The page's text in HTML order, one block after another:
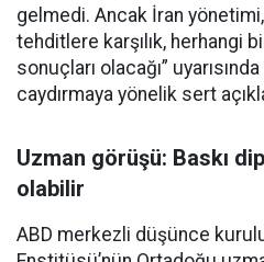
gelmedi. Ancak İran
tehditlere karşılık, herhangi
sonuçları olacağı”
caydırmaya yönelik sert
Uzman görüşü: Baskı
olabilir
ABD merkezli düşünce